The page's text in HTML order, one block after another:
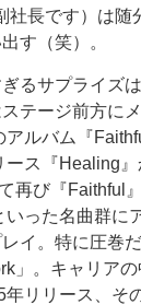
社長です）は
す（笑）。
るサプライズ
テージ前方に
ルバム『
ース『Healing
再び『Faithful
った名曲群に
イ。特に圧巻
」。キャリア
リリース、そ